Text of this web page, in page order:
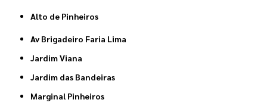
Alto de Pinheiros
Av Brigadeiro Faria Lima
Jardim Viana
Jardim das Bandeiras
Marginal Pinheiros